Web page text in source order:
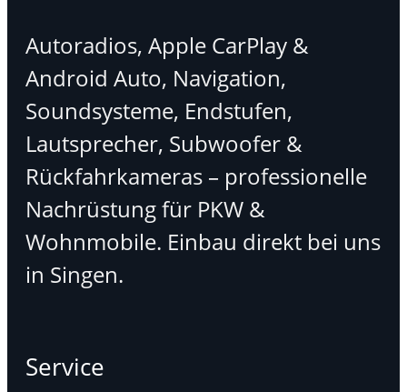
Autoradios, Apple CarPlay &
Android Auto, Navigation,
Soundsysteme, Endstufen,
Lautsprecher, Subwoofer &
Rückfahrkameras – professionelle
Nachrüstung für PKW &
Wohnmobile. Einbau direkt bei uns
in Singen.
Service